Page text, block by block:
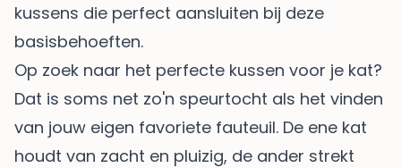
kussens die perfect aansluiten bij deze
basisbehoeften.
Op zoek naar het perfecte kussen voor je kat?
Dat is soms net zo'n speurtocht als het vinden
van jouw eigen favoriete fauteuil. De ene kat
houdt van zacht en pluizig, de ander strekt